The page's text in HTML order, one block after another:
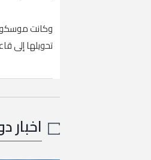
وكانت موسكو
تحويلها إلى
اخبار